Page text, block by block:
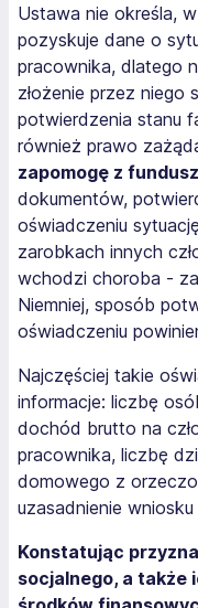
Ustawa nie określa,
pozyskuje dane o
pracownika, dlatego
złożenie przez niego
potwierdzenia stanu
również prawo
zapomogę z
dokumentów,
oświadczeniu
zarobkach innych
wchodzi choroba -
Niemniej, sposób
oświadczeniu
Najczęściej takie
informacje: liczbę
dochód brutto na
pracownika, liczbę
domowego z
uzasadnienie
Konstatując
socjalnego, a także